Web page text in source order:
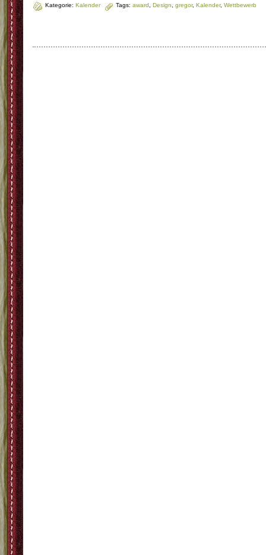
Kategorie: Kalender Tags: award Design gregor, Kalender, Wettbewerb